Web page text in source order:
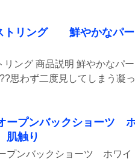
トリング 鮮やかなパー
リング 商品説明 鮮やかなパ
思わず二度見してしまう凝
ープンバックショー
肌触り
プンバックショーツ ホワイ